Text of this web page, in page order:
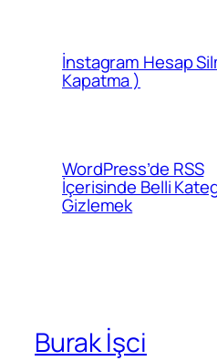
İnstagram Hesap
Kapatma )
WordPress’de RSS
İçerisinde Belli
Gizlemek
Burak İşci